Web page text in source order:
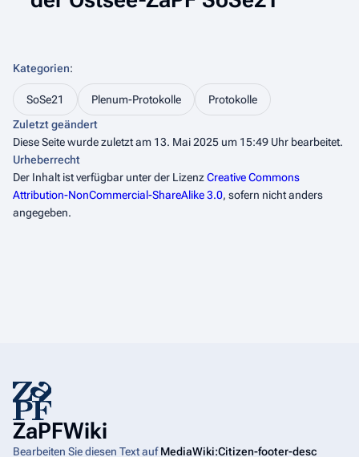
Kategorien:
SoSe21 Plenum-Protokolle
Protokolle
Zuletzt geändert
Diese Seite wurde zuletzt am 13. Mai 2025 um 15:49 Uhr bearbeitet.
Urheberrecht
Der Inhalt ist verfügbar unter der LizenzCreative Commons
Attribution-NonCommercial-ShareAlike 3.0, sofern nicht anders
angegeben.
ZaPFWiki
Bearbeiten Sie diesen Text aufMediaWiki:Citizen-footer-desc